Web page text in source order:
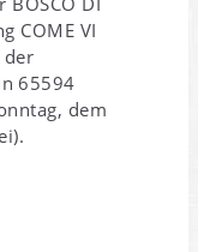
COME VI
der
65594
dem